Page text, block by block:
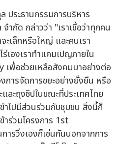
ประธานกรรมการบริหาร
กัด กล่าวว่า "เราเชื่อว่าทุกคน
ะเล็กหรือใหญ่ และคนเรา
เองเราทำแคมเปญภายใน
พื่อช่วยเหลือสังคมมาอย่างต่อ
การจัดการขยะอย่างยั่งยืน หรือ
ะถุงซิปในขณะที่ประเทศไทย
าไปมีส่วนร่วมกับชุมชน สิ่งนี้ก็
าร่วมโครงการ 1st
รวิ่งเองก็เช่นกันนอกจากการ